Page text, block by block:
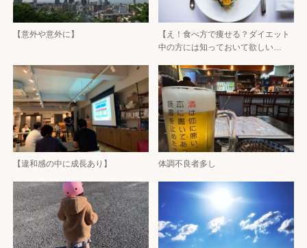
【意外や意外に】
【え！食べ方で痩せる？ダイエット
中の方には知っておいて欲しい…
【違和感の中に成長あり】 体調不良者多し